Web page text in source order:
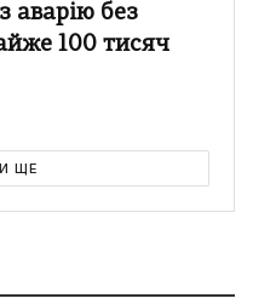
аварію без
100 тисяч
ЩЕ